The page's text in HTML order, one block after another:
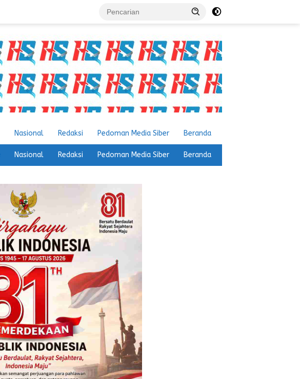
Nasional Redaksi Pedoman Media Siber Beranda
Nasional Redaksi Pedoman Media Siber Beranda